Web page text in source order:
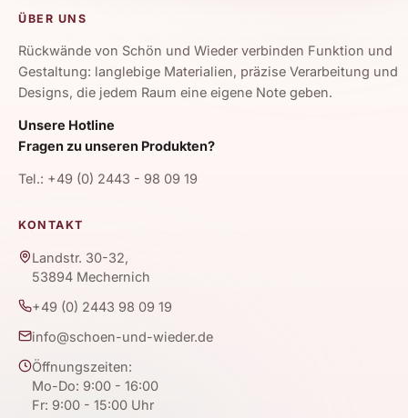
ÜBER UNS
Rückwände von Schön und Wieder verbinden Funktion und
Gestaltung: langlebige Materialien, präzise Verarbeitung und
Designs, die jedem Raum eine eigene Note geben.
Unsere Hotline
Fragen zu unseren Produkten?
Tel.: +49 (0) 2443 - 98 09 19
KONTAKT
Landstr. 30-32,
53894 Mechernich
+49 (0) 2443 98 09 19
info@schoen-und-wieder.de
Öffnungszeiten:
Mo-Do: 9:00 - 16:00
Fr: 9:00 - 15:00 Uhr